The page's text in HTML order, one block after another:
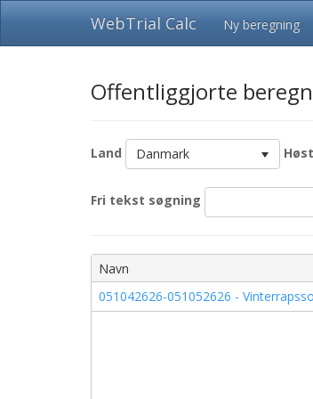
WebTrial Calc Ny beregning
Offentliggjorte
Land Danmark
Fri tekst søgning
Navn
051042626-051052626 -